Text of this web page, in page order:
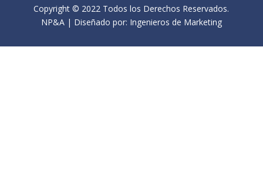
Copyright © 2022 Todos los Derechos Reservados.
NP&A | Diseñado por: Ingenieros de Marketing